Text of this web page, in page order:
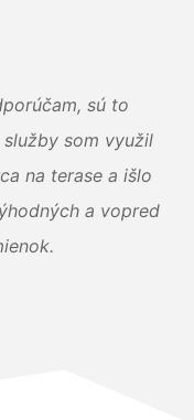
sú to
som využil
na terase a išlo
a vopred